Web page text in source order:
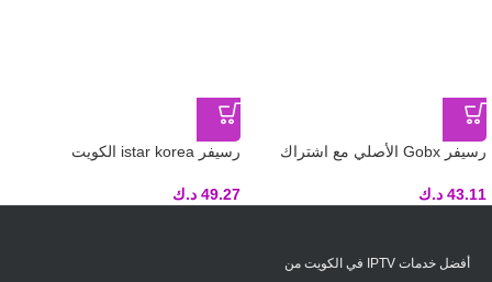
رسيفر Gobx الأصلي مع اشتراك
الرياضية – الكويت
43.11 د.ك
رسيفر istar korea الكويت
49.27 د.ك
أفضل خدمات IPTV في الكويت من